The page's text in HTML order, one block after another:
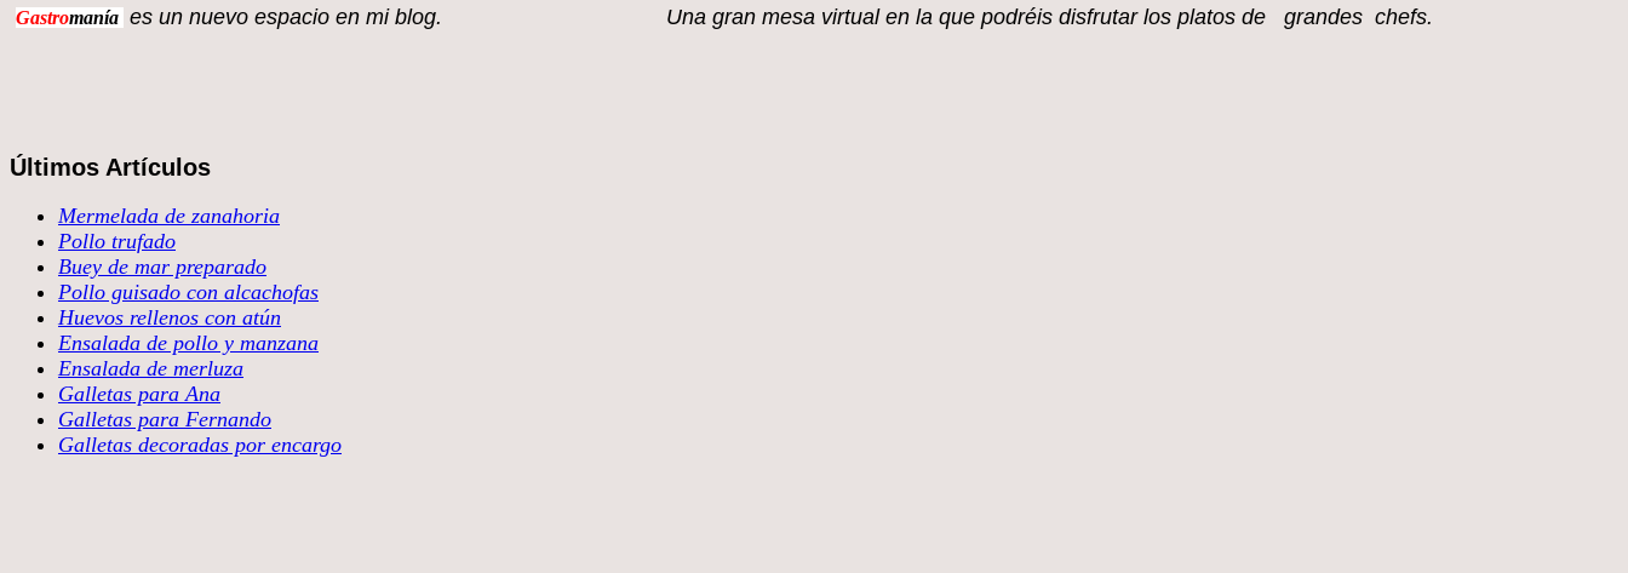
Gastromanía es un nuevo espacio en mi blog. Una gran mesa virtual en la que podréis disfrutar los platos de grandes chefs.
Últimos Artículos
Mermelada de zanahoria
Pollo trufado
Buey de mar preparado
Pollo guisado con alcachofas
Huevos rellenos con atún
Ensalada de pollo y manzana
Ensalada de merluza
Galletas para Ana
Galletas para Fernando
Galletas decoradas por encargo